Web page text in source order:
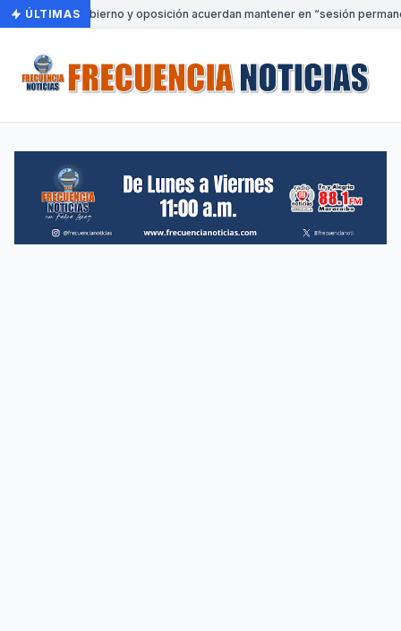
ÚLTIMAS
• Gobierno y oposición acuerdan mantener en “sesión